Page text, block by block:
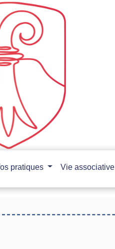
pratiques Vie associative